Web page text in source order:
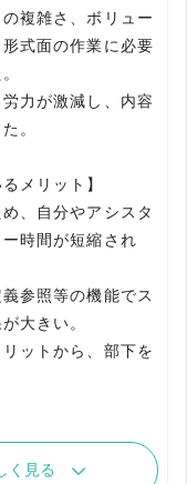
複雑さ、ボリュー
式面の作業に必要
力が激減し、内容
。
メリット】
、自分やアシスタ
時間が短縮され
参照等の機能でス
大きい。
ットから、部下を
く見る